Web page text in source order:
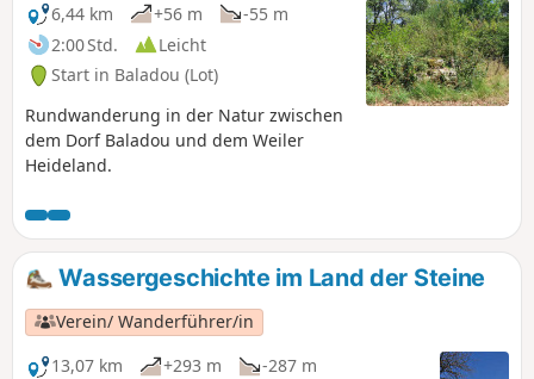
6,44 km
+56 m
-55 m
2:00 Std.
Leicht
Start in Baladou (Lot)
Rundwanderung in der Natur zwischen
dem Dorf Baladou und dem Weiler
Heideland.
Wassergeschichte im Land der Steine
Verein/ Wanderführer/in
13,07 km
+293 m
-287 m